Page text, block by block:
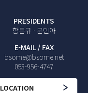
PRESIDENTS
함돈규 · 문민아
E-MAIL / FAX
bsome@bsome.net
053-956-4747
LOCATION